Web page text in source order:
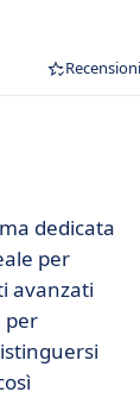
Recensioni
dedicata
per
avanzati
per